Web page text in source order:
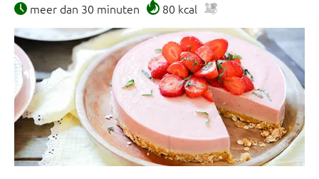
meer dan 30 minuten
80 kcal